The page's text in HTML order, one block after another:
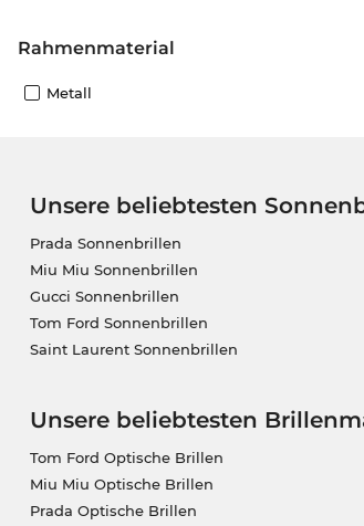
Rahmenmaterial
Metall
Unsere beliebtesten
Prada Sonnenbrillen
Miu Miu Sonnenbrillen
Gucci Sonnenbrillen
Tom Ford Sonnenbrillen
Saint Laurent Sonnenbrillen
Unsere beliebtesten
Tom Ford Optische Brillen
Miu Miu Optische Brillen
Prada Optische Brillen